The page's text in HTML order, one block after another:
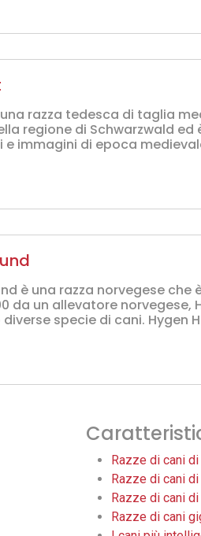
razza tedesca di taglia
regione di Schwarzwald
immagini di epoca
è una razza norvegese
da un allevatore
specie di cani. Hygen
Razze di cani
Razze di cani
Razze di cani
Razze di cani